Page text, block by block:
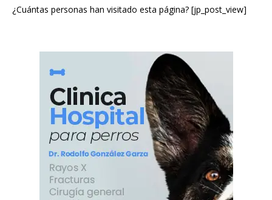
¿Cuántas personas han visitado esta página? [jp_post_view]